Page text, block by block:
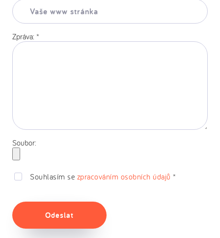
Vaše
www
stránka:
Zpráva: *
Soubor:
Souhlasím se zpracováním osobních údajů *
Odeslat